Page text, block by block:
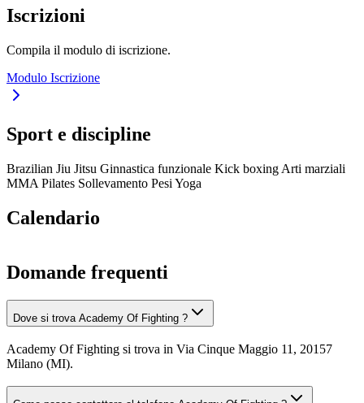
Iscrizioni
Compila il modulo di iscrizione.
Modulo Iscrizione
Sport e discipline
Brazilian Jiu Jitsu Ginnastica funzionale Kick boxing Arti marziali
MMA Pilates Sollevamento Pesi Yoga
Calendario
Domande frequenti
Dove si trova Academy Of Fighting ?
Academy Of Fighting si trova in Via Cinque Maggio 11, 20157
Milano (MI).